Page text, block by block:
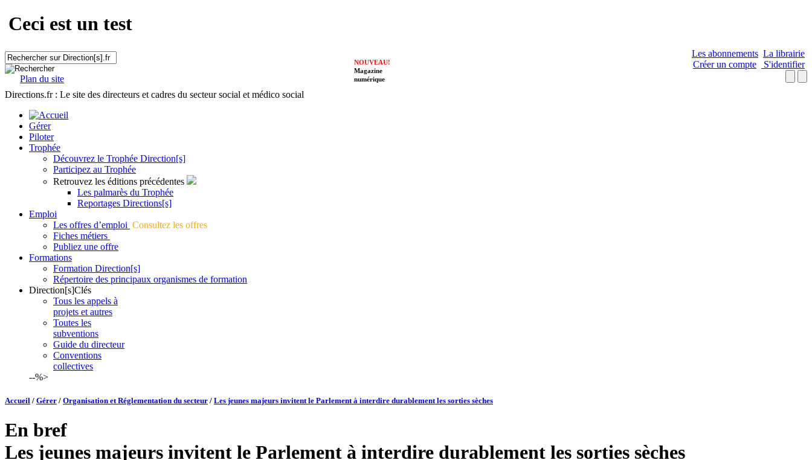
Ceci est un test
Plan du site
Les abonnements La librairie
Créer un compte
S'identifier
NOUVEAU!
Magazine
numérique
Directions.fr : Le site des directeurs et cadres du secteur social et médico social
Gérer
Piloter
Trophée
Découvrez le Trophée Direction[s]
Participez au Trophée
Retrouvez les éditions précédentes
Les palmarès du Trophée
Reportages Directions[s]
Emploi
Les offres d’emploi Consultez les offres
Fiches métiers
Publiez une offre
Formations
Formation Direction[s]
Répertoire des principaux organismes de formation
Direction[s]Clés
Tous les appels à
projets et autres
Toutes les
subventions
Guide du directeur
Conventions
collectives
--%>
Accueil / Gérer / Organisation et Réglementation du secteur / Les jeunes majeurs invitent le Parlement à interdire durablement les sorties sèches
En bref
Les jeunes majeurs invitent le Parlement à interdire durablement les sorties sèches